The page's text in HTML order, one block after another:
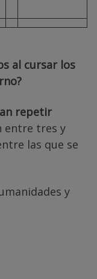
al cursar los
repetir
entre tres y
las que se
y